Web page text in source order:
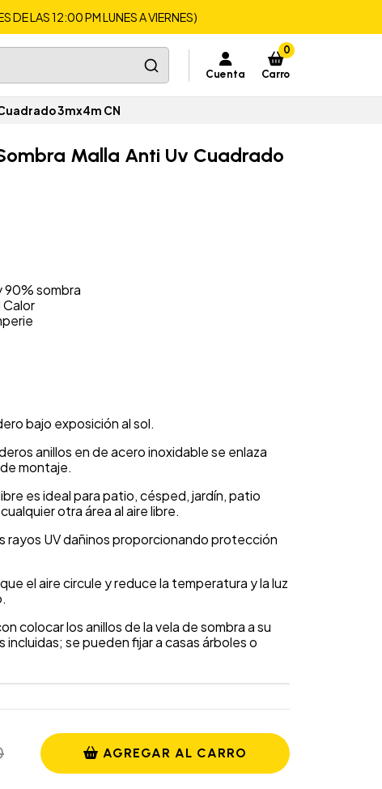
DE LAS 12:00 PM LUNES A VIERNES)
Cuenta
0
Carro
3mx4m CN
Malla Anti Uv Cuadrado
90% sombra
bajo exposición al sol.
anillos en de acero inoxidable se enlaza
montaje.
es ideal para patio, césped, jardín, patio
otra área al aire libre.
rayos UV dañinos proporcionando protección
el aire circule y reduce la temperatura y la luz
colocar los anillos de la vela de sombra a su
se pueden fijar a casas árboles o
AGREGAR AL CARRO